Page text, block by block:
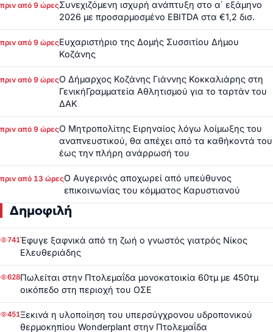
πριν από 9 ώρεςΣυνεχιζόμενη ισχυρή ανάπτυξη στο α΄ εξάμηνο
2026 με προσαρμοσμένο EBITDA στα €1,2 δισ.
πριν από 9 ώρεςΕυχαριστήριο της Δομής Συσσιτίου Δήμου
Κοζάνης
πριν από 9 ώρεςΟ Δήμαρχος Κοζάνης Γιάννης Κοκκαλιάρης στη
ΓενικήΓραμματεία Αθλητισμού για το ταρτάν του
ΔΑΚ
πριν από 9 ώρεςΟ Μητροπολίτης Ειρηναίος λόγω λοίμωξης του
αναπνευστικού, θα απέχει από τα καθήκοντά του
έως την πλήρη ανάρρωσή του
πριν από 13 ώρεςΟ Αυγερινός αποχωρεί από υπεύθυνος
επικοινωνίας του κόμματος Καρυστιανού
Δημοφιλή
741Έφυγε ξαφνικά από τη ζωή ο γνωστός γιατρός Νίκος
Ελευθεριάδης
628Πωλείται στην Πτολεμαΐδα μονοκατοικία 60τμ με 450τμ
οικόπεδο στη περιοχή του ΟΣΕ
451Ξεκινά η υλοποίηση του υπερσύγχρονου υδροπονικού
θερμοκηπίου Wonderplant στην Πτολεμαΐδα